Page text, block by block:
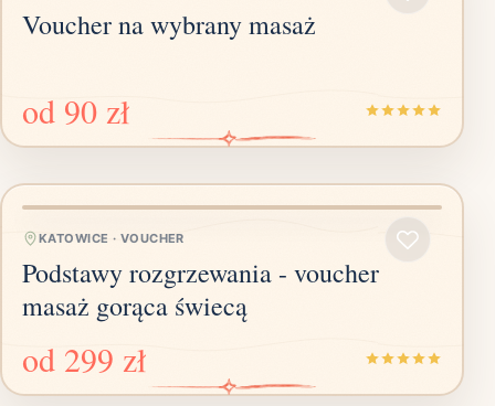
Voucher na wybrany masaż
od 90 zł
KATOWICE · VOUCHER
Podstawy rozgrzewania - voucher
masaż gorąca świecą
od 299 zł